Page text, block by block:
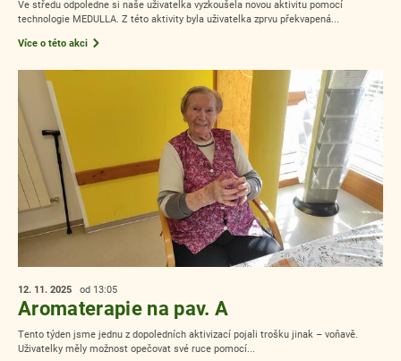
Ve středu odpoledne si naše uživatelka vyzkoušela novou aktivitu pomocí
technologie MEDULLA. Z této aktivity byla uživatelka zprvu překvapená...
Více o této akci
12. 11. 2025 od 13:05
Aromaterapie na pav. A
Tento týden jsme jednu z dopoledních aktivizací pojali trošku jinak – voňavě.
Uživatelky měly možnost opečovat své ruce pomocí...